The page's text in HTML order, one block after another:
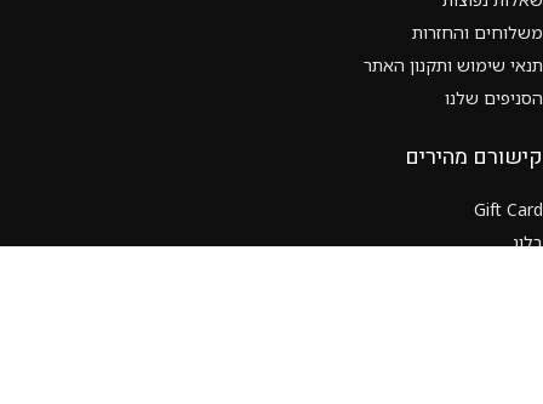
משלוחים והחזרות
תנאי שימוש ותקנון האתר
הסניפים שלנו
קישורם מהירים
Gift Card
בלוג